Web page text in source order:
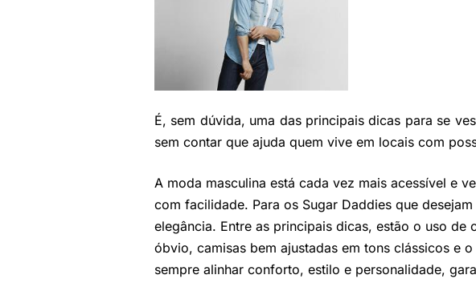
É, sem dúvida, uma das principais dicas para se
sem contar que ajuda quem vive em locais com
A moda masculina está cada vez mais acessível e
com facilidade. Para os Sugar Daddies que
elegância. Entre as principais dicas, estão o uso
óbvio, camisas bem ajustadas em tons clássicos e
sempre alinhar conforto, estilo e personalidade,